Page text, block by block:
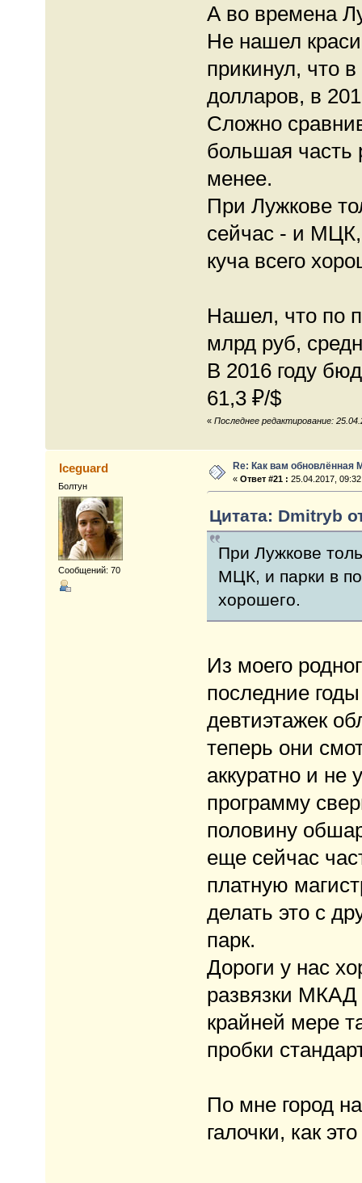
А во времена
Не нашел
прикинул, что
долларов, в
Сложно
большая часть
менее.
При Лужкове
сейчас - и
куча всего
Нашел, что по
млрд руб,
В 2016 году
61,3 ₽/$
« Последнее редактирование:
Iceguard
Болтун
Сообщений: 70
Re: Как вам обновлённая
«Ответ #21 : 25.04.2017,
Цитата: Dmitryb
При Лужкове
МЦК, и парки в
хорошего.
Из моего
последние
девтиэтажек
теперь они
аккуратно и
программу
половину
еще сейчас
платную
делать это с
парк.
Дороги у нас
развязки МКАД
крайней мере
пробки
По мне город
галочки, как